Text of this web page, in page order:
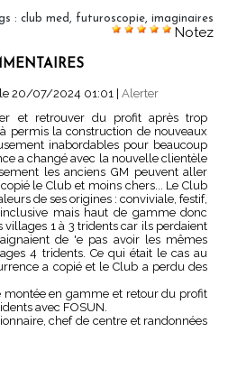
: club med, futuroscopie, imaginaires
Notez
le 20/07/2024 01:01
Alerter
et retrouver du profit après trop
permis la construction de nouveaux
inabordables pour beaucoup
a changé avec la nouvelle clientèle
les anciens GM peuvent aller
le Club et moins chers... Le Club
de ses origines : conviviale, festif,
mais haut de gamme donc
villages 1 à 3 tridents car ils perdaient
de 'e pas avoir les mêmes
4 tridents. Ce qui était le cas au
a copié et le Club a perdu des
en gamme et retour du profit
avec FOSUN.
chef de centre et randonnées